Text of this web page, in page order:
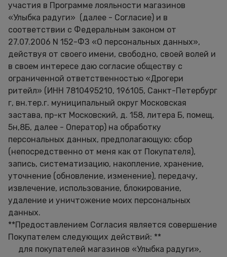
участия в Программе лояльности магазинов
«Улыбка радуги» (далее - Согласие) и в
соответствии с Федеральным законом от
27.07.2006 N 152-ФЗ «О персональных данных»,
действуя от своего имени, свободно, своей волей и
в своем интересе даю согласие обществу с
ограниченной ответственностью «Дрогери
ритейл» (ИНН 7810495210, 196105, Санкт-Петербург
г, вн.тер.г. муниципальный округ Московская
застава, пр-кт Московский, д. 158, литера Б, помещ.
5н,8Б, далее - Оператор) на обработку
персональных данных, предполагающую: сбор
(непосредственно от меня как от Покупателя),
запись, систематизацию, накопление, хранение,
уточнение (обновление, изменение), передачу,
извлечение, использование, блокирование,
удаление и уничтожение моих персональных
данных.
**Предоставлением Согласия является совершение
Покупателем следующих действий: **
для покупателей магазинов «Улыбка радуги»,